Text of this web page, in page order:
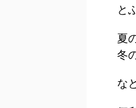
と
夏
冬
な